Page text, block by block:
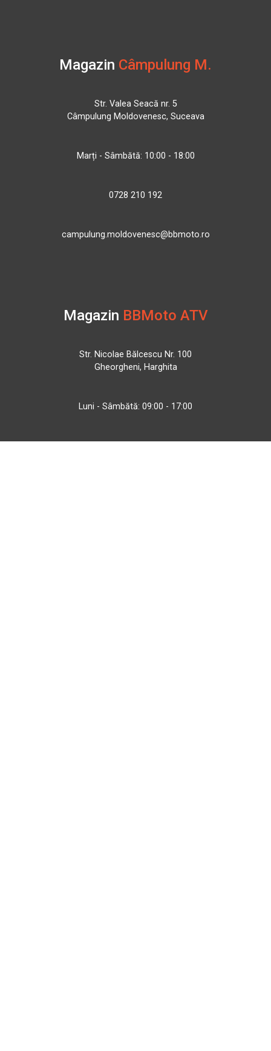
Magazin Câmpulung M.
Str. Valea Seacă nr. 5
Câmpulung Moldovenesc, Suceava
Marți - Sâmbătă: 10:00 - 18:00
0728 210 192
campulung.moldovenesc@bbmoto.ro
Magazin BBMoto ATV
Str. Nicolae Bălcescu Nr. 100
Gheorgheni, Harghita
Luni - Sâmbătă: 09:00 - 17:00